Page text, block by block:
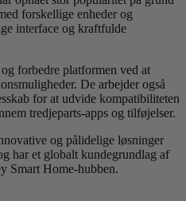
forskellige enheder og
interface og kraftfulde
forbedre platformen ved at
De arbejder også
for at udvide kompatibiliteten
tredjeparts-apps og tilføjelser.
og pålidelige løsninger
har et globalt kundegrundlag af
Smart Home-hubben.